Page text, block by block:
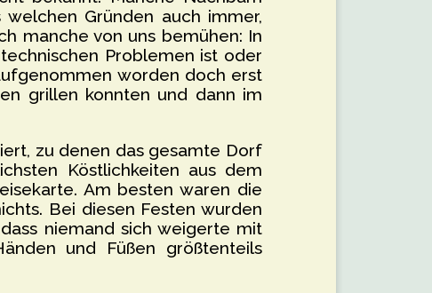
Gründen auch immer,
manche von uns bemühen: In
Problemen ist oder
worden doch erst
grillen konnten und dann im
zu denen das gesamte Dorf
Köstlichkeiten aus dem
Am besten waren die
Bei diesen Festen wurden
niemand sich weigerte mit
und Füßen größtenteils